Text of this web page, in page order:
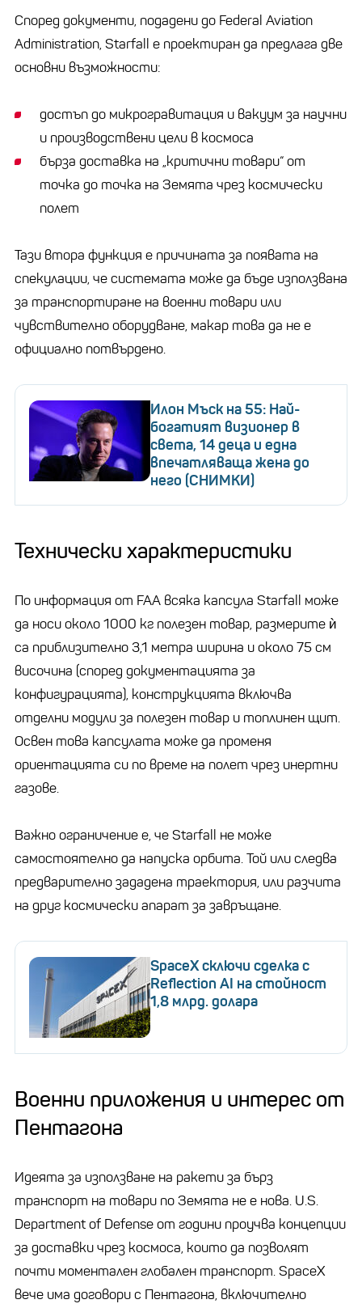
Според документи, подадени до Federal Aviation
Administration, Starfall е проектиран да предлага две
основни възможности:
достъп до микрогравитация и вакуум за научни
и производствени цели в космоса
бърза доставка на „критични товари“ от
точка до точка на Земята чрез космически
полет
Тази втора функция е причината за появата на
спекулации, че системата може да бъде използвана
за транспортиране на военни товари или
чувствително оборудване, макар това да не е
официално потвърдено.
Илон Мъск на 55: Най-
богатият визионер в
света, 14 деца и една
впечатляваща жена до
него (СНИМКИ)
Технически характеристики
По информация от FAA всяка капсула Starfall може
да носи около 1000 кг полезен товар, размерите ѝ
са приблизително 3,1 метра ширина и около 75 см
височина (според документацията за
конфигурацията), конструкцията включва
отделни модули за полезен товар и топлинен щит.
Освен това капсулата може да променя
ориентацията си по време на полет чрез инертни
газове.
Важно ограничение е, че Starfall не може
самостоятелно да напуска орбита. Той или следва
предварително зададена траектория, или разчита
на друг космически апарат за завръщане.
SpaceX сключи сделка с
Reflection AI на стойност
1,8 млрд. долара
Военни приложения и интерес от
Пентагона
Идеята за използване на ракети за бърз
транспорт на товари по Земята не е нова. U.S.
Department of Defense от години проучва концепции
за доставки чрез космоса, които да позволят
почти моментален глобален транспорт. SpaceX
вече има договори с Пентагона, включително